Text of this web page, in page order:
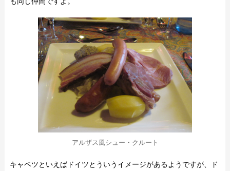
アルザス風シュー・クルート
キャベツといえばドイツとういうイメージがあるようですが、ド